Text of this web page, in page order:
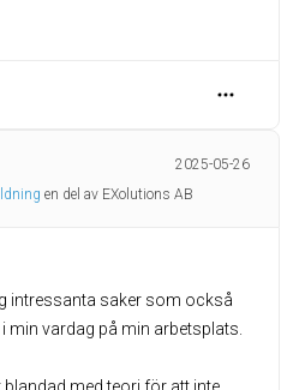
2025-05-26
en del av EXolutions AB
intressanta saker som också
min vardag på min arbetsplats.